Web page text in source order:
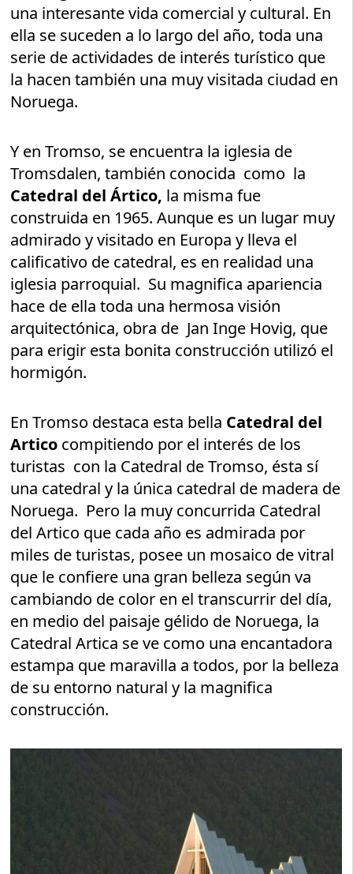
una interesante vida comercial y cultural. En
ella se suceden a lo largo del año, toda una
serie de actividades de interés turístico que
la hacen también una muy visitada ciudad en
Noruega.
Y en Tromso, se encuentra la iglesia de
Tromsdalen, también conocida como la
Catedral del Ártico, la misma fue
construida en 1965. Aunque es un lugar muy
admirado y visitado en Europa y lleva el
calificativo de catedral, es en realidad una
iglesia parroquial. Su magnifica apariencia
hace de ella toda una hermosa visión
arquitectónica, obra de Jan Inge Hovig, que
para erigir esta bonita construcción utilizó el
hormigón.
En Tromso destaca esta bella Catedral del
Artico compitiendo por el interés de los
turistas con la Catedral de Tromso, ésta sí
una catedral y la única catedral de madera de
Noruega. Pero la muy concurrida Catedral
del Artico que cada año es admirada por
miles de turistas, posee un mosaico de vitral
que le confiere una gran belleza según va
cambiando de color en el transcurrir del día,
en medio del paisaje gélido de Noruega, la
Catedral Artica se ve como una encantadora
estampa que maravilla a todos, por la belleza
de su entorno natural y la magnifica
construcción.